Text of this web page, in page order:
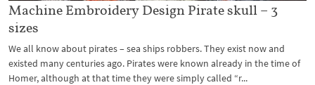
Machine Embroidery Design Pirate skull – 3
sizes
We all know about pirates – sea ships robbers. They exist now and
existed many centuries ago. Pirates were known already in the time of
Homer, although at that time they were simply called “r...